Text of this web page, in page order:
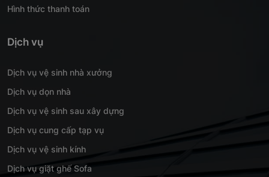
Hình thức thanh toán
Dịch vụ
Dịch vụ vệ sinh nhà xưởng
Dịch vụ dọn nhà
Dịch vụ vệ sinh sau xây dựng
Dịch vụ cung cấp tạp vụ
Dịch vụ vệ sinh kính
Dịch vụ giặt ghế Sofa